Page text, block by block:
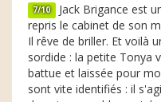
7/10 Jack Brigance est
repris le cabinet de son
Il rêve de briller. Et voilà
sordide : la petite Tonya
battue et laissée pour
sont vite identifiés : il